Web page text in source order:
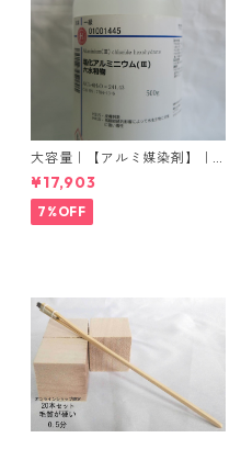
大容量｜【アルミ媒染剤】｜5
00g−5本入り｜塩化アルミニ
ウム
¥17,903
7%OFF